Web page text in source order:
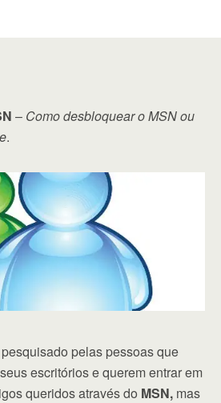
– Como desbloquear o MSN ou
.
pelas pessoas que
escritórios e querem entrar em
queridos através do MSN, mas